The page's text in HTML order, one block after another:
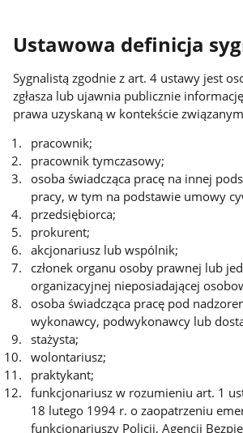
Ustawowa definicja
Sygnalistą zgodnie z art. 4 ustawy jest
zgłasza lub ujawnia publicznie
prawa uzyskaną w kontekście
pracownik;
pracownik tymczasowy;
osoba świadcząca pracę na innej
pracy, w tym na podstawie umowy
przedsiębiorca;
prokurent;
akcjonariusz lub wspólnik;
członek organu osoby prawnej lub
organizacyjnej nieposiadającej
osoba świadcząca pracę pod
wykonawcy, podwykonawcy lub
stażysta;
wolontariusz;
praktykant;
funkcjonariusz w rozumieniu art. 1
18 lutego 1994 r. o zaopatrzeniu
funkcjonariuszy Policji, Agencji